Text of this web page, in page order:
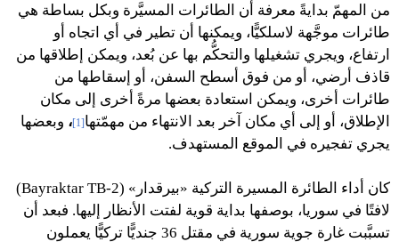
من المهمّ بدايةً معرفة أن الطائرات المسيَّرة وبكل بساطة هي
طائرات موجَّهة لاسلكيًّا، ويمكنها أن تطير في أي اتجاه أو
ارتفاع، ويجري تشغيلها والتحكُّم بها عن بُعد، ويمكن إطلاقها من
قاذف أرضي، أو من فوق أسطح السفن، أو إسقاطها من
طائرات أخرى، ويمكن استعادة بعضها مرةً أخرى إلى مكان
الإطلاق، أو إلى أي مكان آخر بعد الانتهاء من مهمّتها[1] ، وبعضها
يجري تفجيره في الموقع المستهدف.
كان أداء الطائرة المسيرة التركية «بيرقدار» (Bayraktar TB-2)
لافتًا في سوريا، بوصفها بداية قوية لفتت الأنظار إليها. فبعد أن
تسبَّبت غارة جوية سورية في مقتل 36 جنديًّا تركيًّا يعملون